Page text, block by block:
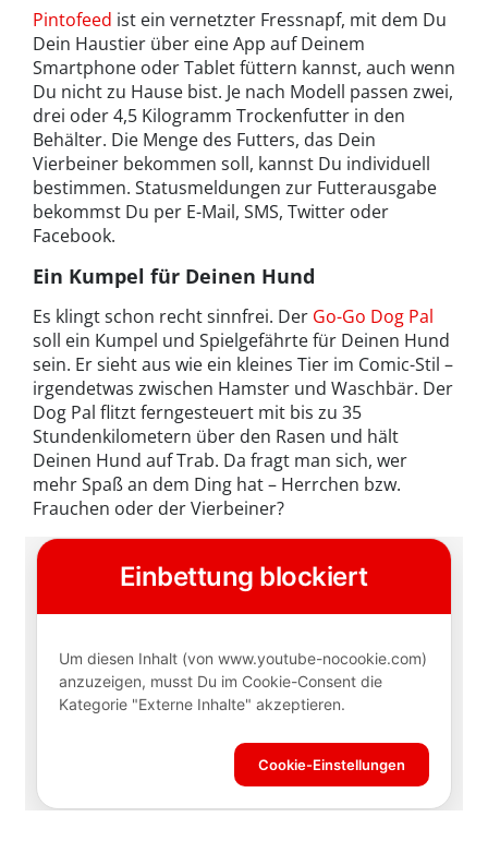
Pintofeed ist ein vernetzter Fressnapf, mit dem Du
Dein Haustier über eine App auf Deinem
Smartphone oder Tablet füttern kannst, auch wenn
Du nicht zu Hause bist. Je nach Modell passen zwei,
drei oder 4,5 Kilogramm Trockenfutter in den
Behälter. Die Menge des Futters, das Dein
Vierbeiner bekommen soll, kannst Du individuell
bestimmen. Statusmeldungen zur Futterausgabe
bekommst Du per E-Mail, SMS, Twitter oder
Facebook.
Ein Kumpel für Deinen Hund
Es klingt schon recht sinnfrei. Der Go-Go Dog Pal
soll ein Kumpel und Spielgefährte für Deinen Hund
sein. Er sieht aus wie ein kleines Tier im Comic-Stil –
irgendetwas zwischen Hamster und Waschbär. Der
Dog Pal flitzt ferngesteuert mit bis zu 35
Stundenkilometern über den Rasen und hält
Deinen Hund auf Trab. Da fragt man sich, wer
mehr Spaß an dem Ding hat – Herrchen bzw.
Frauchen oder der Vierbeiner?